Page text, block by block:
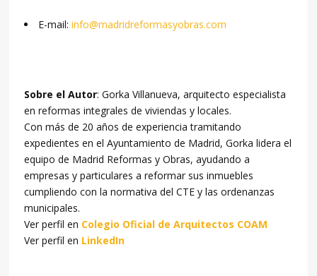
E-mail:info@madridreformasyobras.com
Sobre el Autor: Gorka Villanueva, arquitecto especialista
en reformas integrales de viviendas y locales.
Con más de 20 años de experiencia tramitando
expedientes en el Ayuntamiento de Madrid, Gorka lidera el
equipo de Madrid Reformas y Obras, ayudando a
empresas y particulares a reformar sus inmuebles
cumpliendo con la normativa del CTE y las ordenanzas
municipales.
Ver perfil en Colegio Oficial de Arquitectos COAM
Ver perfil en LinkedIn